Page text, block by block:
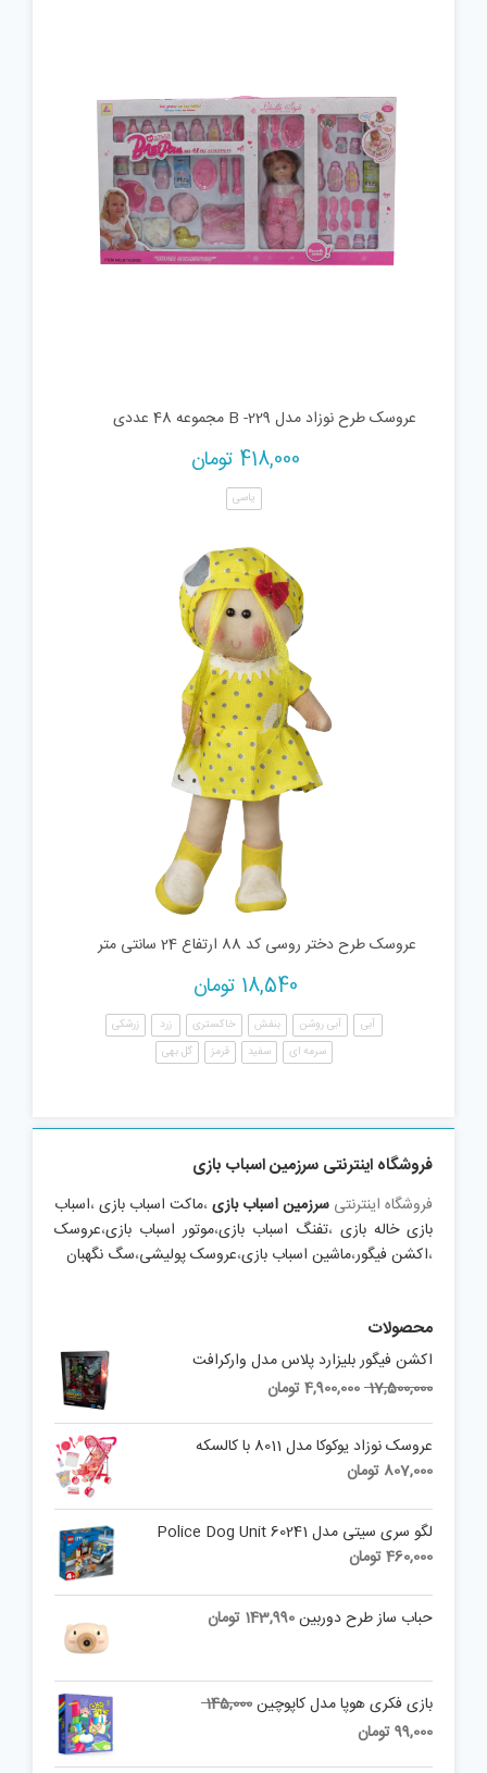
عروسک طرح نوزاد مدل B -229 مجموعه 48 عددی
418,000 تومان
یاسی
عروسک طرح دختر روسی کد 88 ارتفاع 24 سانتی متر
18,540 تومان
آبی آبی روشن بنفش خاکستری زرد
زرشکی
سرمه ای
سفید قرمز گل بهی
فروشگاه اینترنتی سرزمین اسباب بازی
فروشگاه اینترنتی سرزمین اسباب بازی،ماکت اسباب بازی،اسباب
بازی خاله بازی ،تفنگ اسباب بازی،موتور اسباب بازی،عروسک
،اکشن فیگور،ماشین اسباب بازی،عروسک پولیشی،سگ نگهبان
محصولات
اکشن فیگور بلیزارد پلاس مدل وارکرافت
17,500,000
Original
was:
17,500,000 تومان.
4,900,000تومان
is:
4,900,000 تومان.
عروسک نوزاد یوکوکا مدل 8011 با کالسکه
807,000 تومان
لگو سری سیتی مدل 60241 Police Dog Unit
460,000تومان
حباب ساز طرح دوربین143,990 تومان
بازی فکری هوپا مدل کاپوچین145,000
Original
99,000تومان